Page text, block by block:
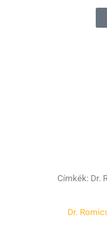
Címkék: Dr.
Dr.